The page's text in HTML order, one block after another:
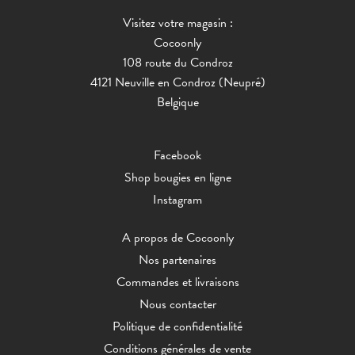
Visitez votre magasin :
Cocoonly
108 route du Condroz
4121 Neuville en Condroz (Neupré)
Belgique
Facebook
Shop bougies en ligne
Instagram
A propos de Cocoonly
Nos partenaires
Commandes et livraisons
Nous contacter
Politique de confidentialité
Conditions générales de vente